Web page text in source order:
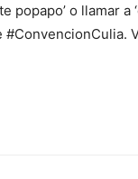
popapo’ o llamar